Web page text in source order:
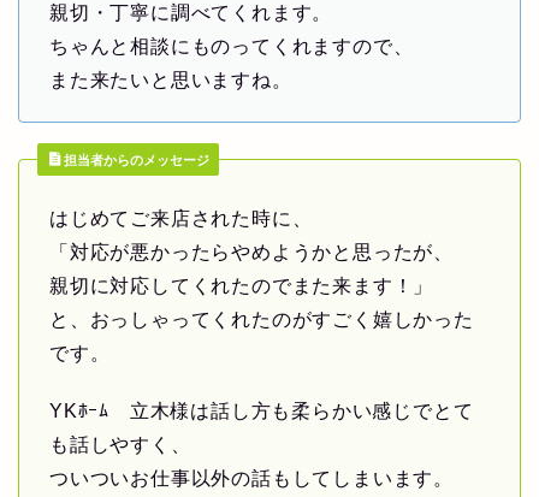
親切・丁寧に調べてくれます。
ちゃんと相談にものってくれますので、
また来たいと思いますね。
担当者からのメッセージ
はじめてご来店された時に、
「対応が悪かったらやめようかと思ったが、
親切に対応してくれたのでまた来ます！」
と、おっしゃってくれたのがすごく嬉しかった
です。
YKﾎｰﾑ 立木様は話し方も柔らかい感じでとて
も話しやすく、
ついついお仕事以外の話もしてしまいます。